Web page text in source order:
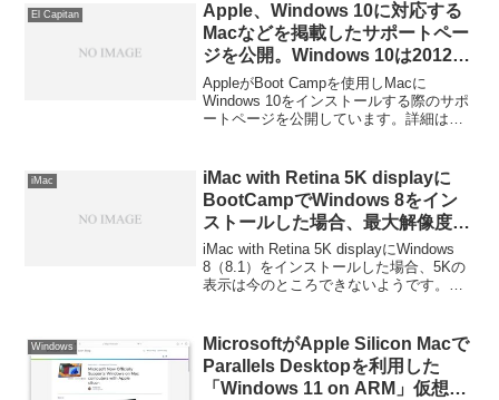
El Capitan
Apple、Windows 10に対応する
Macなどを掲載したサポートペー
ジを公開。Windows 10は2012年
以降に発売されたMacでサポート
されるもよう。
AppleがBoot Campを使用しMacに
Windows 10をインストールする際のサポ
ートページを公開しています。詳細は以
iMac
iMac with Retina 5K displayに
BootCampでWindows 8をイン
ストールした場合、最大解像度は
4K(3840×2160) 60Hzまでのもよ
う。
iMac with Retina 5K displayにWindows
8（8.1）をインストールした場合、5Kの
表示は今のところできないようです。詳
Windows
MicrosoftがApple Silicon Macで
Parallels Desktopを利用した
「Windows 11 on ARM」仮想マ